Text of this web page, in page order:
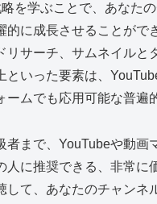
を学ぶことで、あなた
的に成長させることがで
リサーチ、サムネイルと
といった要素は、
ームでも応用可能な普遍
者まで、YouTubeや動画
人に推奨できる、非常に
して、あなたのチャンネ